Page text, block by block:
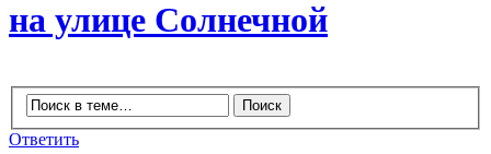
на улице Солнечной
Ответить